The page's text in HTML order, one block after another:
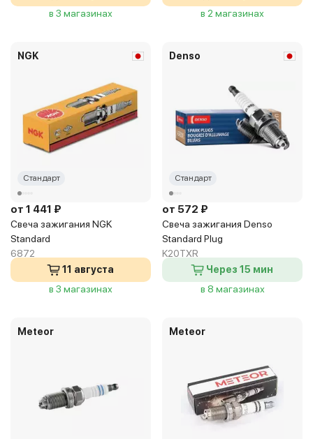
в 3 магазинах
в 2 магазинах
NGK
Стандарт
от 1 441 ₽
Свеча зажигания NGK
Standard
6872
11 августа
в 3 магазинах
Denso
Стандарт
от 572 ₽
Свеча зажигания Denso
Standard Plug
K20TXR
Через 15 мин
в 8 магазинах
Meteor Meteor